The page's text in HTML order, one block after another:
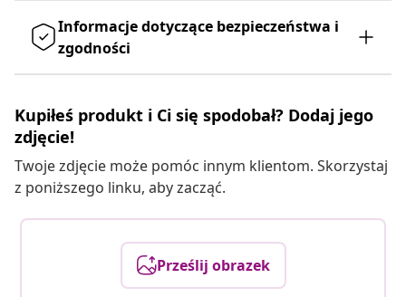
Informacje dotyczące bezpieczeństwa i
zgodności
Kupiłeś produkt i Ci się spodobał? Dodaj jego
zdjęcie!
Twoje zdjęcie może pomóc innym klientom. Skorzystaj
z poniższego linku, aby zacząć.
Prześlij obrazek